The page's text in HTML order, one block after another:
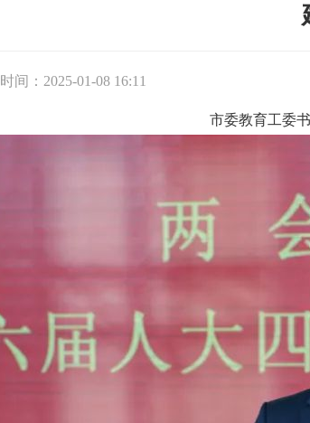
时间：2025-01-08 16:11
市委教育工委